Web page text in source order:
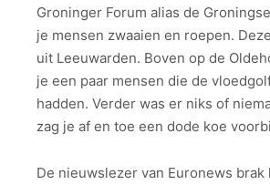
Groninger Forum alias de
je mensen zwaaien en roepen.
uit Leeuwarden. Boven op de
je een paar mensen die de
hadden. Verder was er niks of
zag je af en toe een dode koe
De nieuwslezer van Euronews brak